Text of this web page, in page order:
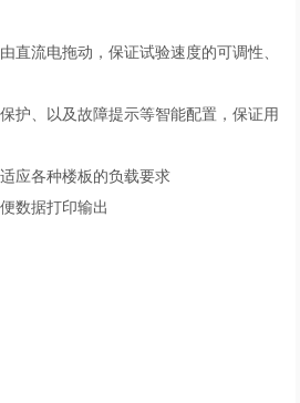
直流电拖动，保证试验速度的可调性、
护、以及故障提示等智能配置，保证用
应各种楼板的负载要求
数据打印输出